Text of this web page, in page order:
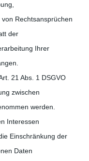
Rechtsansprüchen
der
Ihrer
21 Abs. 1 DSGVO
zwischen
werden.
Interessen
Einschränkung der
Daten